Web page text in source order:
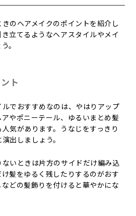
のヘアメイクのポイントを紹介し
立てるようなヘアスタイルやメイ
。
ト
でおすすめなのは、やはりアップ
やポニーテール、ゆるいまとめ髪
気があります。うなじをすっきり
出しましょう。
いときは片方のサイドだけ編み込
髪をゆるく残したりするのがおす
どの髪飾りを付けると華やかにな